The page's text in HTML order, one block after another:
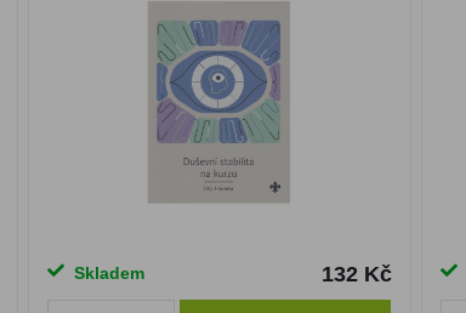
Skladem 132 Kč